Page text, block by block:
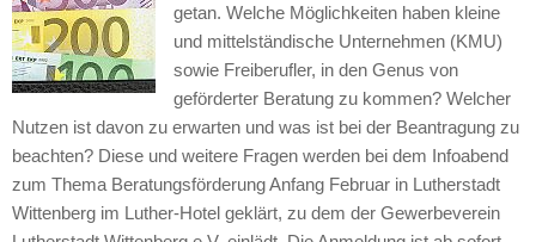
getan. Welche Möglichkeiten haben kleine
und mittelständische Unternehmen (KMU)
sowie Freiberufler, in den Genus von
geförderter Beratung zu kommen? Welcher
Nutzen ist davon zu erwarten und was ist bei der Beantragung zu
beachten? Diese und weitere Fragen werden bei dem Infoabend
zum Thema Beratungsförderung Anfang Februar in Lutherstadt
Wittenberg im Luther-Hotel geklärt, zu dem der Gewerbeverein